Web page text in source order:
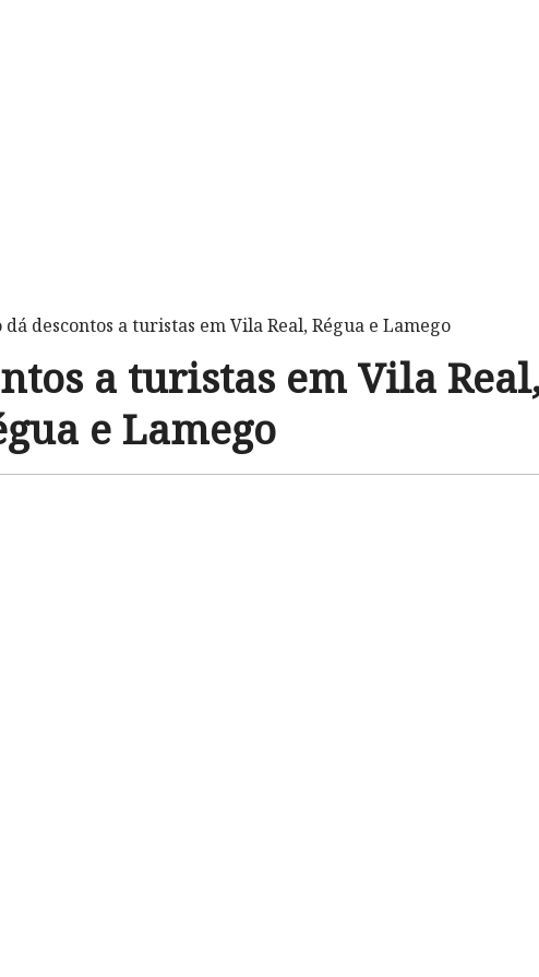
descontos a turistas em Vila Real, Régua e Lamego
a turistas em Vila
e Lamego